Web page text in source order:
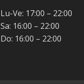
Lu-Ve: 17:00 – 22:00
Sa: 16:00 – 22:00
Do: 16:00 – 22:00